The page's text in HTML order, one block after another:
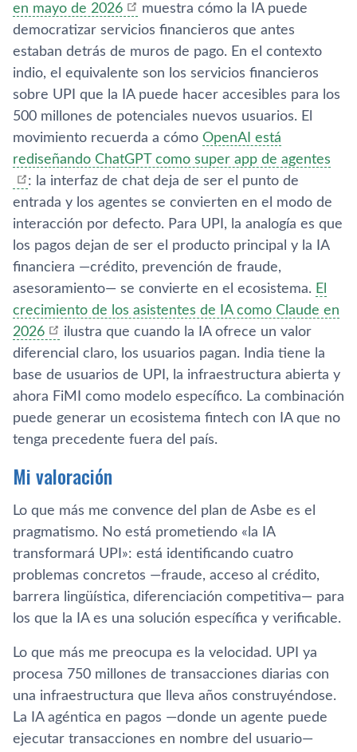
en mayo de 2026
muestra cómo la IA puede
democratizar servicios financieros que antes
estaban detrás de muros de pago. En el contexto
indio, el equivalente son los servicios financieros
sobre UPI que la IA puede hacer accesibles para los
500 millones de potenciales nuevos usuarios. El
movimiento recuerda a cómo OpenAI está
rediseñando ChatGPT como super app de agentes
: la interfaz de chat deja de ser el punto de
entrada y los agentes se convierten en el modo de
interacción por defecto. Para UPI, la analogía es que
los pagos dejan de ser el producto principal y la IA
financiera —crédito, prevención de fraude,
asesoramiento— se convierte en el ecosistema. El
crecimiento de los asistentes de IA como Claude en
2026
ilustra que cuando la IA ofrece un valor
diferencial claro, los usuarios pagan. India tiene la
base de usuarios de UPI, la infraestructura abierta y
ahora FiMI como modelo específico. La combinación
puede generar un ecosistema fintech con IA que no
tenga precedente fuera del país.
Mi valoración
Lo que más me convence del plan de Asbe es el
pragmatismo. No está prometiendo «la IA
transformará UPI»: está identificando cuatro
problemas concretos —fraude, acceso al crédito,
barrera lingüística, diferenciación competitiva— para
los que la IA es una solución específica y verificable.
Lo que más me preocupa es la velocidad. UPI ya
procesa 750 millones de transacciones diarias con
una infraestructura que lleva años construyéndose.
La IA agéntica en pagos —donde un agente puede
ejecutar transacciones en nombre del usuario—